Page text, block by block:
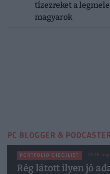
tízezreket a
magyarok
PC BLOGGER & PODCASTER
PORTFOLIO CHECKLIST 2026.
Rég látott ilyen jó